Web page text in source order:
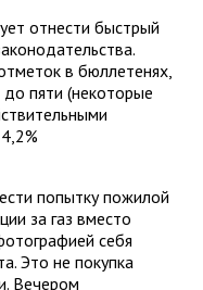
отнести быстрый
в бюллетенях,
пяти (некоторые
попытку пожилой
за газ вместо
себя
Это не покупка
Вечером